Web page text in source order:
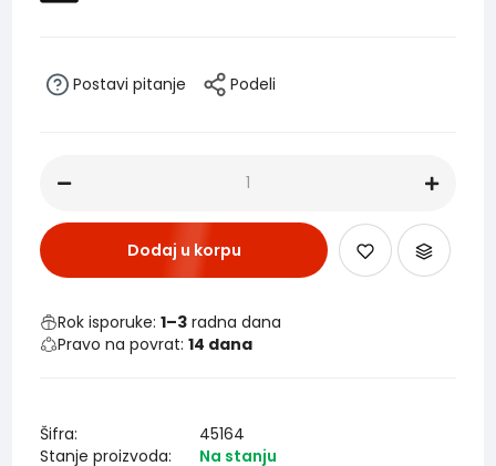
Postavi pitanje Podeli
Dodaj u korpu
Rok isporuke:1–3 radna dana
Pravo na povrat:14 dana
Šifra:
45164
Stanje proizvoda:
Na stanju